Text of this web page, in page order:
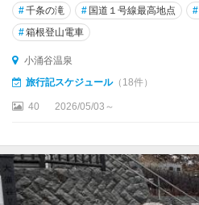
#千条の滝 # 国道１号線最高地点 #
#箱根登山電車
小涌谷温泉
旅行記スケジュール（18件）
40 2026/05/03～